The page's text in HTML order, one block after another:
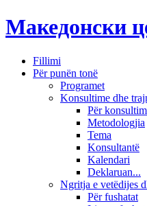
Македонски
Fillimi
Për punën tonë
Programet
Konsultime dhe
Për
Metodologjia
Tema
Konsultantë
Kalendari
Deklaruan...
Ngritja e vetëdijes
Për fushatat